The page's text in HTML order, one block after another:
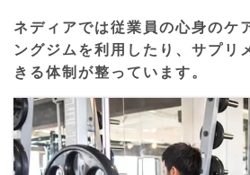
ネディアでは従業員の心身のケ
ングジムを利用したり、サプリ
きる体制が整っています。